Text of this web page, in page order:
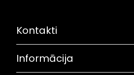
Kontakti
Adrese: Grostonas iela 6B, Rīga
Informācija